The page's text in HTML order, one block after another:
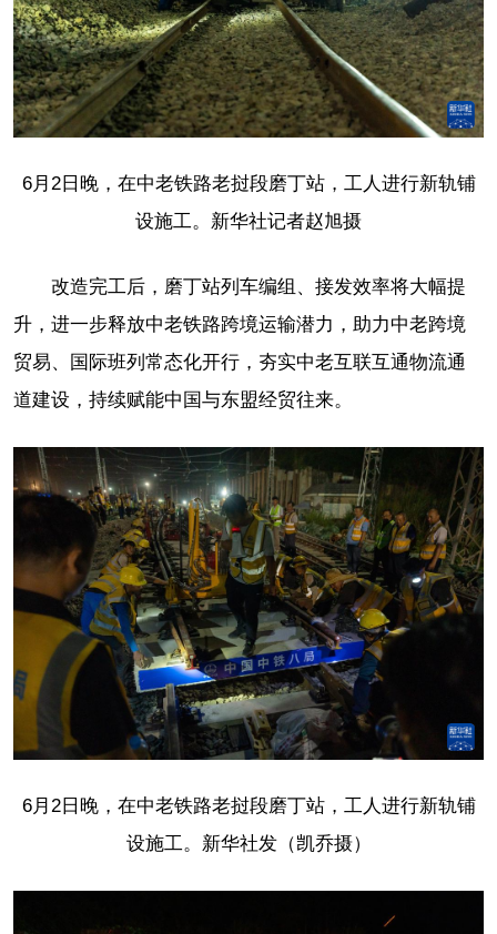
6月2日晚，在中老铁路老挝段磨丁站，工人进行新轨铺
设施工。新华社记者赵旭摄
改造完工后，磨丁站列车编组、接发效率将大幅提
升，进一步释放中老铁路跨境运输潜力，助力中老跨境
贸易、国际班列常态化开行，夯实中老互联互通物流通
道建设，持续赋能中国与东盟经贸往来。
6月2日晚，在中老铁路老挝段磨丁站，工人进行新轨铺
设施工。新华社发（凯乔摄）